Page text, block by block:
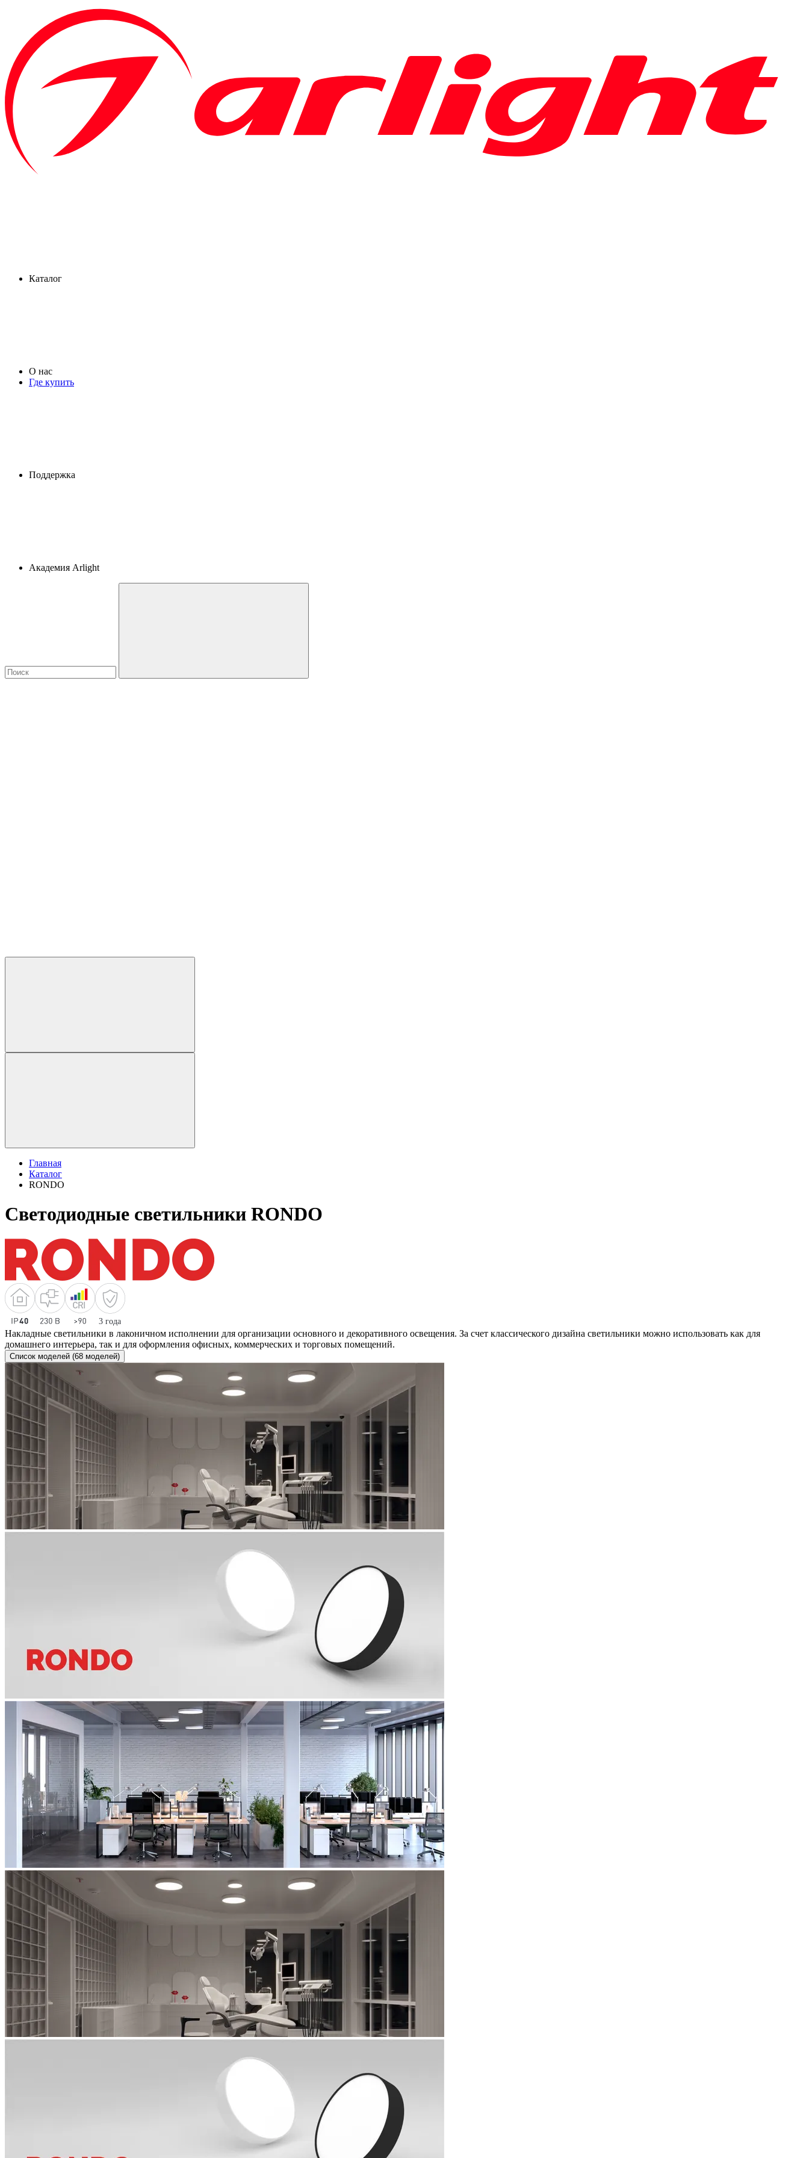
Каталог
О нас
Где купить
Поддержка
Академия Arlight
Главная
Каталог
RONDO
Светодиодные светильники RONDO
Накладные светильники в лаконичном исполнении для организации основного и декоративного освещения. За счет классического дизайна светильники можно использовать как для
домашнего интерьера, так и для оформления офисных, коммерческих и торговых помещений.
Список моделей (68 моделей)